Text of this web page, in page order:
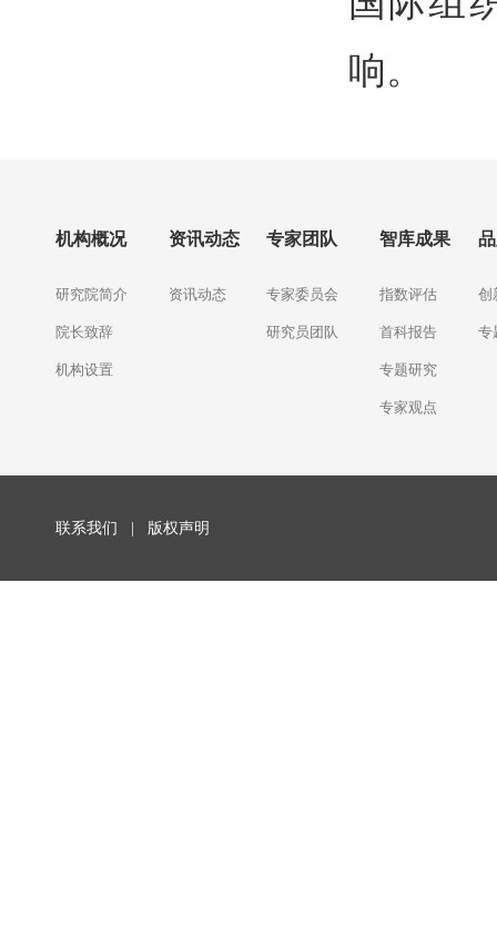
响。
机构概况
研究院简介
院长致辞
机构设置
资讯动态
资讯动态
专家团队
专家委员会
研究员团队
智库成果
指数评估
首科报告
专题研究
专家观点
创
专
联系我们 版权声明